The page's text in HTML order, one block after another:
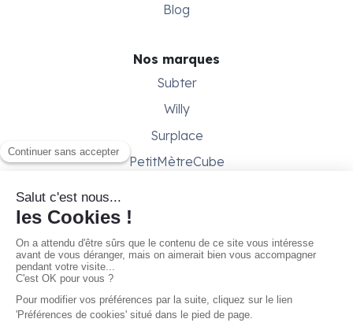
Blog
Nos marques
Subter
Willy
Surplace
PetitMètreCube
Besoin d'aide ?
Conditions générales
Gestion des cookies